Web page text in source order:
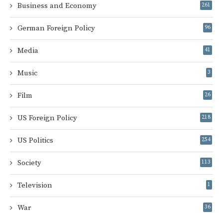
Business and Economy 261
German Foreign Policy 96
Media 41
Music 3
Film 26
US Foreign Policy 218
US Politics 254
Society 113
Television 1
War 36